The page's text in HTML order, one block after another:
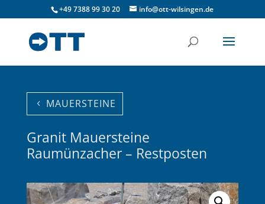
+49 7388 99 30 20 info@ott-wilsingen.de
MAUERSTEINE
Granit Mauersteine
Raumünzacher – Restposten